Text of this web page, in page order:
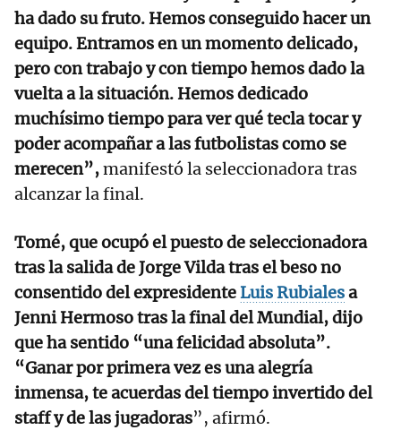
ha dado su fruto. Hemos conseguido hacer un
equipo. Entramos en un momento delicado,
pero con trabajo y con tiempo hemos dado la
vuelta a la situación. Hemos dedicado
muchísimo tiempo para ver qué tecla tocar y
poder acompañar a las futbolistas como se
merecen”,manifestó la seleccionadora tras
alcanzar la final.
Tomé, que ocupó el puesto de seleccionadora
tras la salida de Jorge Vilda tras el beso no
consentido del expresidenteLuis Rubialesa
Jenni Hermoso tras la final del Mundial, dijo
que ha sentido “una felicidad absoluta”.
“Ganar por primera vez es una alegría
inmensa, te acuerdas del tiempo invertido del
staff y de las jugadoras”, afirmó.